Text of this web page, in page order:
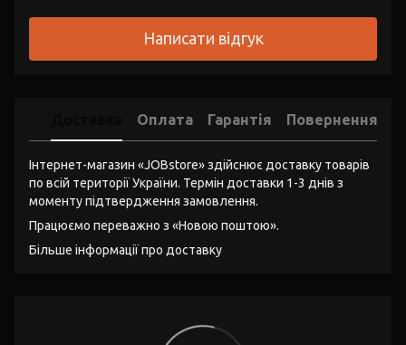
Написати відгук
Оплата Гарантія Повернення
Інтернет-магазин «JOBstore» здійснює доставку товарів
по всій території України. Термін доставки 1-3 днів з
моменту підтвердження замовлення.
Працюємо переважно з «Новою поштою».
Більше інформації про доставку